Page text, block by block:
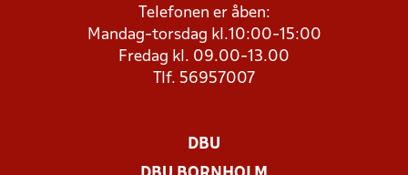
Telefonen er åben:
Mandag-torsdag kl.10:00-15:00
Fredag kl. 09.00-13.00
Tlf. 56957007
DBU